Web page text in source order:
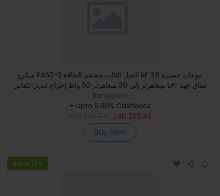
ميكرو PA50-3 الجيل الثالث مضخم الطاقة RF موجات قصيرة 3.5
ميغاهرتز إلى 30 ميغاهرتز 50 واط إخراج تبديل تلقائي LPF نطاق جهد
Banggood
+ Upto 9.80% Cashback
USD 256.49
Buy Now
Save 12%